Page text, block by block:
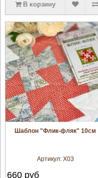
В корзину
увеличить
Шаблон "Флик-фляк" 10см
Артикул: X03
660руб